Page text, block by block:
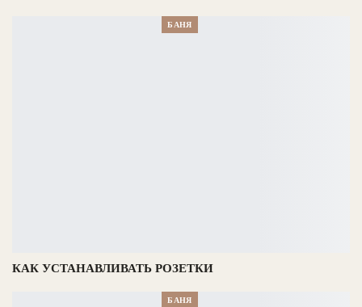
БАНЯ
КАК УСТАНАВЛИВАТЬ РОЗЕТКИ
БАНЯ